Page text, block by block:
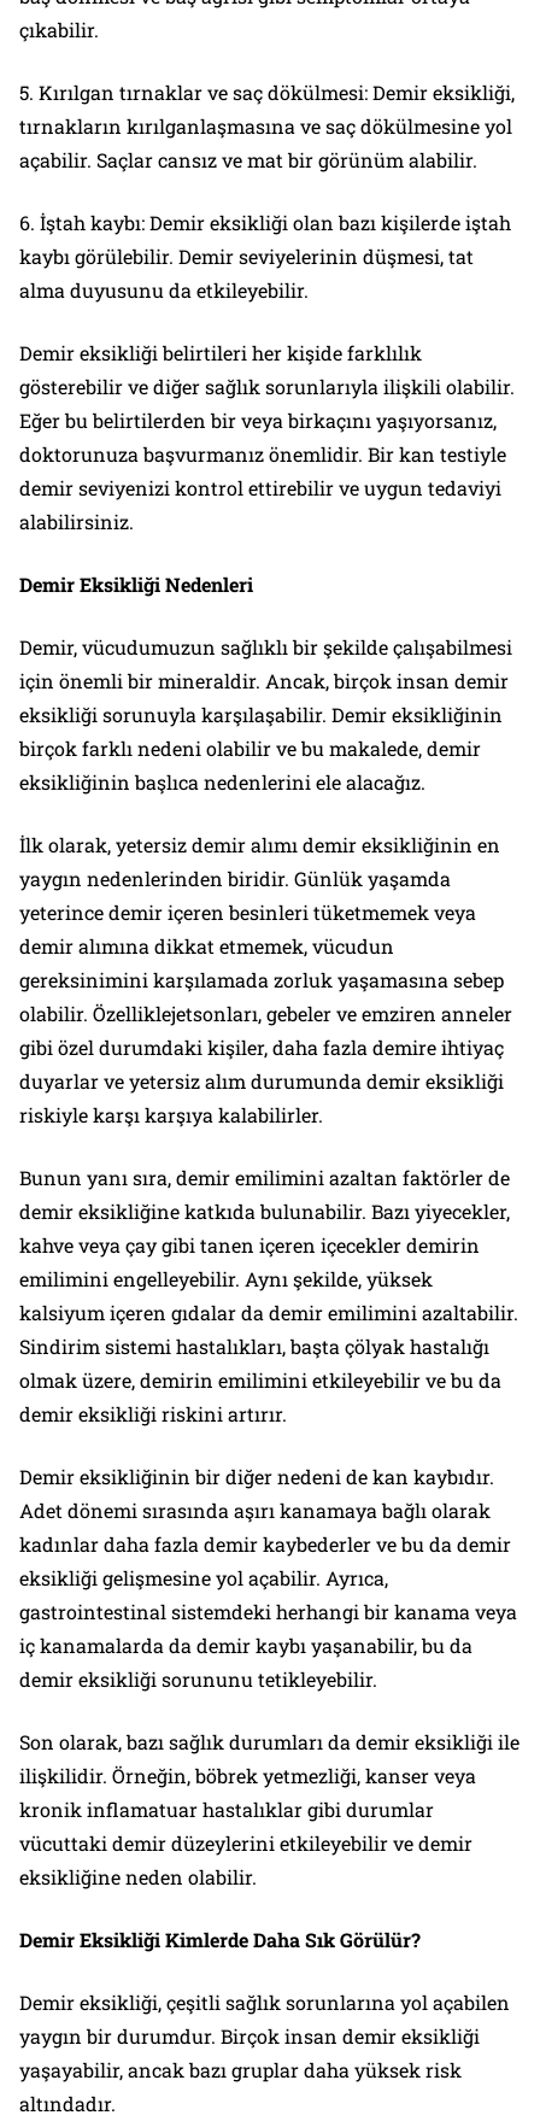
çıkabilir.
5. Kırılgan tırnaklar ve saç dökülmesi: Demir eksikliği,
tırnakların kırılganlaşmasına ve saç dökülmesine yol
açabilir. Saçlar cansız ve mat bir görünüm alabilir.
6. İştah kaybı: Demir eksikliği olan bazı kişilerde iştah
kaybı görülebilir. Demir seviyelerinin düşmesi, tat
alma duyusunu da etkileyebilir.
Demir eksikliği belirtileri her kişide farklılık
gösterebilir ve diğer sağlık sorunlarıyla ilişkili olabilir.
Eğer bu belirtilerden bir veya birkaçını yaşıyorsanız,
doktorunuza başvurmanız önemlidir. Bir kan testiyle
demir seviyenizi kontrol ettirebilir ve uygun tedaviyi
alabilirsiniz.
Demir Eksikliği Nedenleri
Demir, vücudumuzun sağlıklı bir şekilde çalışabilmesi
için önemli bir mineraldir. Ancak, birçok insan demir
eksikliği sorunuyla karşılaşabilir. Demir eksikliğinin
birçok farklı nedeni olabilir ve bu makalede, demir
eksikliğinin başlıca nedenlerini ele alacağız.
İlk olarak, yetersiz demir alımı demir eksikliğinin en
yaygın nedenlerinden biridir. Günlük yaşamda
yeterince demir içeren besinleri tüketmemek veya
demir alımına dikkat etmemek, vücudun
gereksinimini karşılamada zorluk yaşamasına sebep
olabilir. Özelliklejetsonları, gebeler ve emziren anneler
gibi özel durumdaki kişiler, daha fazla demire ihtiyaç
duyarlar ve yetersiz alım durumunda demir eksikliği
riskiyle karşı karşıya kalabilirler.
Bunun yanı sıra, demir emilimini azaltan faktörler de
demir eksikliğine katkıda bulunabilir. Bazı yiyecekler,
kahve veya çay gibi tanen içeren içecekler demirin
emilimini engelleyebilir. Aynı şekilde, yüksek
kalsiyum içeren gıdalar da demir emilimini azaltabilir.
Sindirim sistemi hastalıkları, başta çölyak hastalığı
olmak üzere, demirin emilimini etkileyebilir ve bu da
demir eksikliği riskini artırır.
Demir eksikliğinin bir diğer nedeni de kan kaybıdır.
Adet dönemi sırasında aşırı kanamaya bağlı olarak
kadınlar daha fazla demir kaybederler ve bu da demir
eksikliği gelişmesine yol açabilir. Ayrıca,
gastrointestinal sistemdeki herhangi bir kanama veya
iç kanamalarda da demir kaybı yaşanabilir, bu da
demir eksikliği sorununu tetikleyebilir.
Son olarak, bazı sağlık durumları da demir eksikliği ile
ilişkilidir. Örneğin, böbrek yetmezliği, kanser veya
kronik inflamatuar hastalıklar gibi durumlar
vücuttaki demir düzeylerini etkileyebilir ve demir
eksikliğine neden olabilir.
Demir Eksikliği Kimlerde Daha Sık Görülür?
Demir eksikliği, çeşitli sağlık sorunlarına yol açabilen
yaygın bir durumdur. Birçok insan demir eksikliği
yaşayabilir, ancak bazı gruplar daha yüksek risk
altındadır.